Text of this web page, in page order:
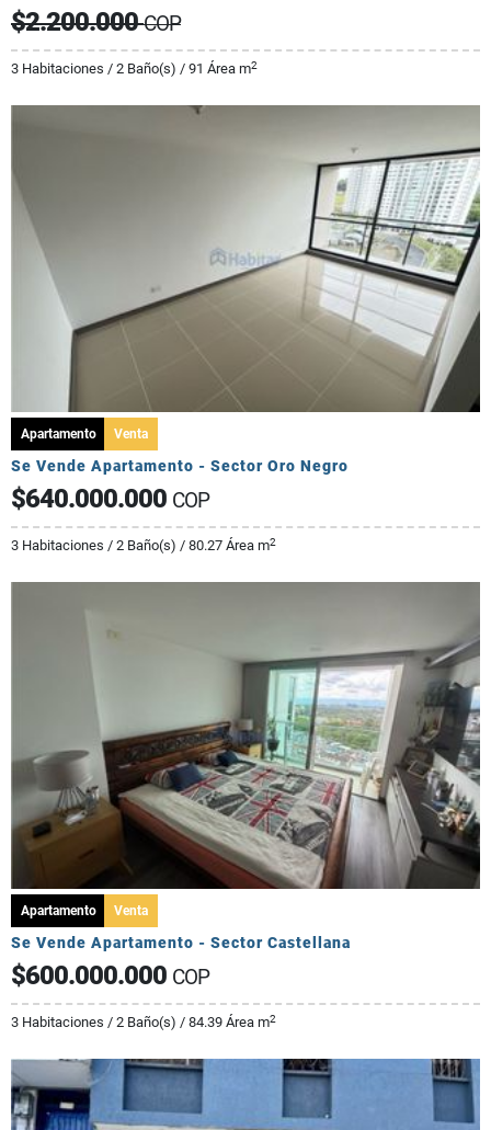
$2.200.000COP
3 Habitaciones / 2 Baño(s) / 91 Área m2
Apartamento Venta
Se Vende Apartamento - Sector Oro Negro
$640.000.000 COP
3 Habitaciones / 2 Baño(s) / 80.27 Área m2
Apartamento Venta
Se Vende Apartamento - Sector Castellana
$600.000.000 COP
3 Habitaciones / 2 Baño(s) / 84.39 Área m2